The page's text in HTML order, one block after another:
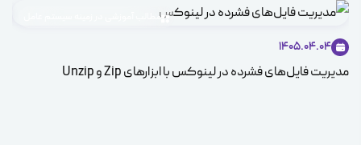
مطالب آموزشی در زمینه سیستم عامل
1405.04.04
مدیریت فایل‌های فشرده در لینوکس با ابزارهای Zip و Unzip